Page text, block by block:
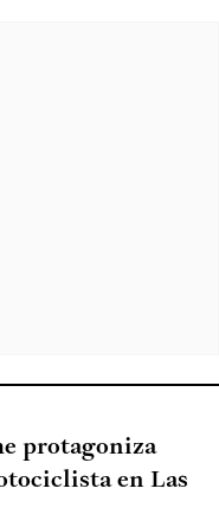
protagoniza
en Las